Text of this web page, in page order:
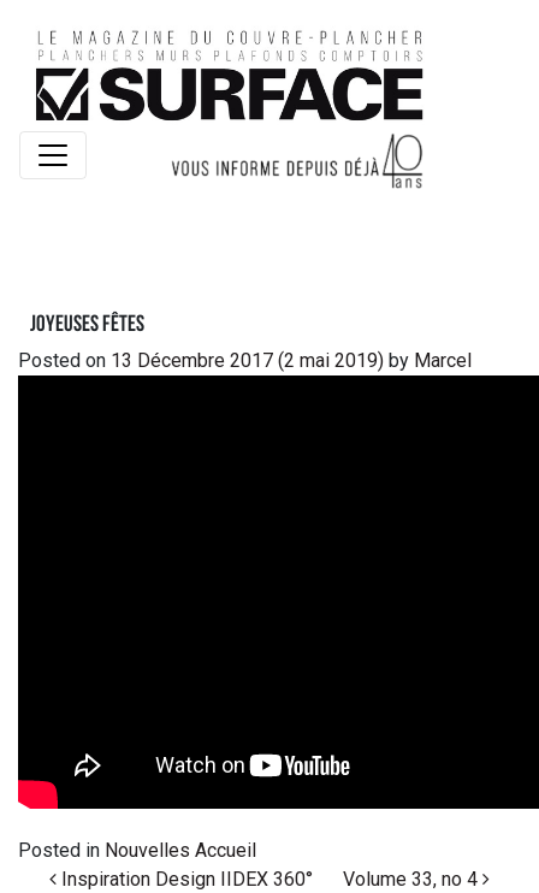
Joyeuses Fêtes
Posted on 13 Décembre 2017 (2 mai 2019) by Marcel
Posted in Nouvelles Accueil
Post navigation
Inspiration Design IIDEX 360° Volume 33, no 4